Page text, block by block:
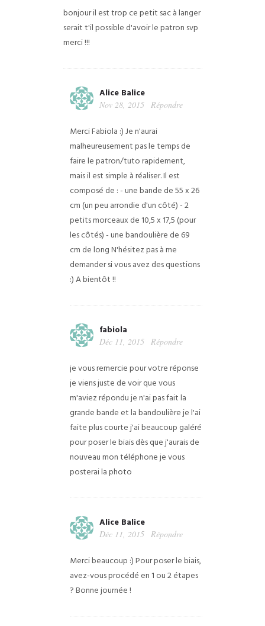
bonjour il est trop ce petit sac à langer
serait t'il possible d'avoir le patron svp
merci !!!
Alice Balice
Nov 28, 2015 Répondre
Merci Fabiola :) Je n'aurai
malheureusement pas le temps de
faire le patron/tuto rapidement,
mais il est simple à réaliser. Il est
composé de :- une bande de 55 x 26
cm (un peu arrondie d'un côté)- 2
petits morceaux de 10,5 x 17,5 (pour
les côtés)- une bandoulière de 69
cm de longN'hésitez pas à me
demander si vous avez des questions
:)A bientôt !!
fabiola
Déc 11, 2015 Répondre
je vous remercie pour votre réponse
je viens juste de voir que vous
m'aviez répondu je n'ai pas fait la
grande bande et la bandoulière je l'ai
faite plus courte j'ai beaucoup galéré
pour poser le biais dès que j'aurais de
nouveau mon téléphone je vous
posterai la photo
Alice Balice
Déc 11, 2015 Répondre
Merci beaucoup :) Pour poser le biais,
avez-vous procédé en 1 ou 2 étapes
? Bonne journée !